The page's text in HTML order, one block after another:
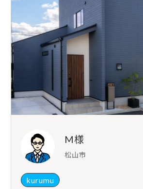
M様
松山市
kurumu